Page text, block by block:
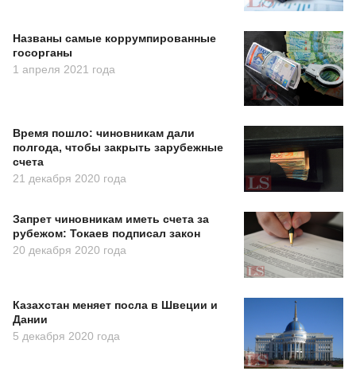
Названы самые коррумпированные
госорганы
1 апреля 2021 года
Время пошло: чиновникам дали
полгода, чтобы закрыть зарубежные
счета
21 декабря 2020 года
Запрет чиновникам иметь счета за
рубежом: Токаев подписал закон
20 декабря 2020 года
Казахстан меняет посла в Швеции и
Дании
5 декабря 2020 года